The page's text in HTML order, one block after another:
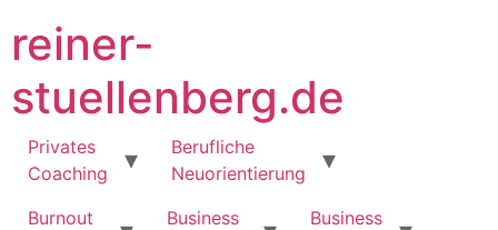
Inhalt
springen
reiner-
stuellenberg.de
Privates
Coaching
Berufliche
Neuorientierung
Burnout
Business
Business